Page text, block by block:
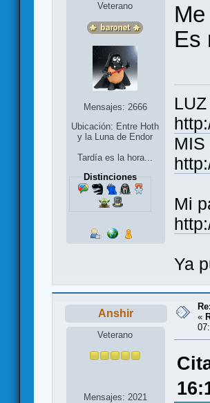
Veterano
Mensajes: 2666
Ubicación: Entre Hoth
y la Luna de Endor
Tardía es la hora...
Distinciones
Es
MIS
Mi
Ya
Anshir
Veterano
Mensajes: 2021
«